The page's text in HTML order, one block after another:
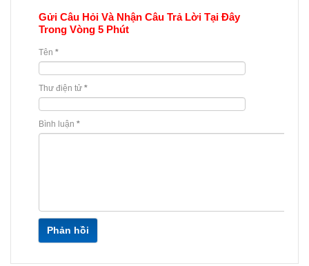
Gửi Câu Hỏi Và Nhận Câu Trả Lời Tại Đây
Trong Vòng 5 Phút
Tên *
Thư điện tử *
Bình luận *
Phản hồi